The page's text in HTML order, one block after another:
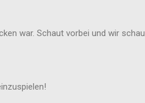
war. Schaut vorbei und wir